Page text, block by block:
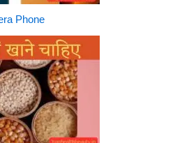
Phone